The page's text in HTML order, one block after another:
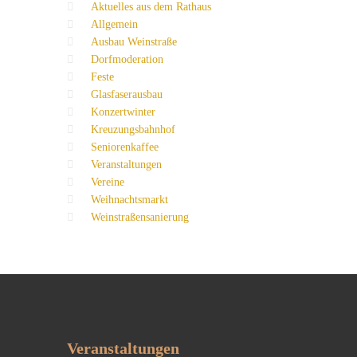
Aktuelles aus dem Rathaus
Allgemein
Ausbau Weinstraße
Dorfmoderation
Feste
Glasfaserausbau
Konzertwinter
Kreuzungsbahnhof
Seniorenkaffee
Veranstaltungen
Vereine
Weihnachtsmarkt
Weinstraßensanierung
Veranstaltungen